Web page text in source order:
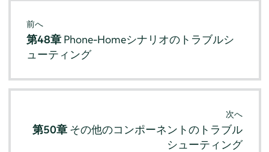
前へ
第48章 Phone-Homeシナリオのトラブルシ
ューティング
次へ
第50章 その他のコンポーネントのトラブル
シューティング